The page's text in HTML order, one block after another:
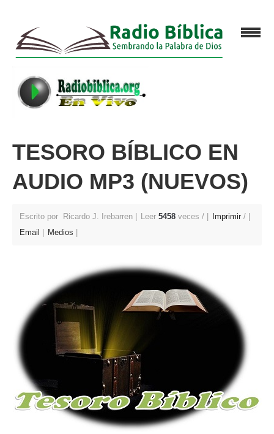
TESORO BÍBLICO EN
AUDIO MP3 (NUEVOS)
Escrito por Ricardo J. Irebarren Leer 5458 veces / Imprimir /
Email
Medios